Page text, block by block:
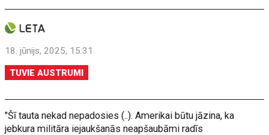
18. jūnijs, 2025, 15:31
TUVIE AUSTRUMI
"Šī tauta nekad nepadosies (..). Amerikai būtu jāzina, ka
jebkura militāra iejaukšanās neapšaubāmi radīs